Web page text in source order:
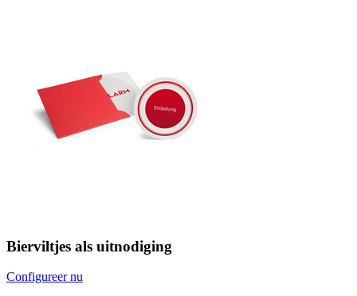
Bierviltjes als uitnodiging
Configureer nu